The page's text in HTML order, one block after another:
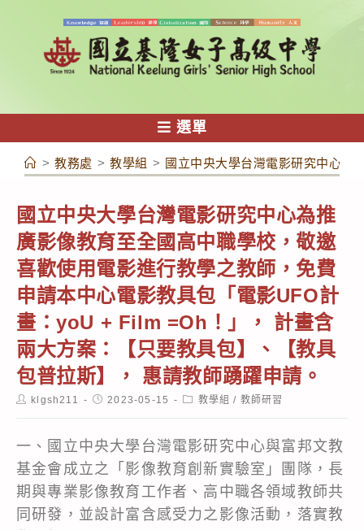
容
選單
> 教務處 > 教學組 > 國立中央大學台灣電影研究中心為
國立中央大學台灣電影研究中心為推
廣影像教育至全國高中職學校，敬邀
喜歡使用電影進行教學之教師，免費
申請本中心電影教具包「電影UFO計
畫：yoU + Film =Oh！」， 計畫含
兩大方案：【只要教具包】、【教具
包普拉斯】， 惠請教師踴躍申請。
Postklgsh211
Post2023-05-15
Post教學組 / 教師研習
一、國立中央大學台灣電影研究中心與富邦文教
基金會成立之「影像教育創新實驗室」團隊，長
期與專業影像教育工作者、高中職各領域教師共
同研發，並設計富含感受力之影像活動，落實教